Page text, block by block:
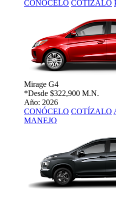
CONÓCELO COTÍZALO
Mirage G4
*Desde $322,900 M.N.
Año: 2026
CONÓCELO COTÍZALO
MANEJO